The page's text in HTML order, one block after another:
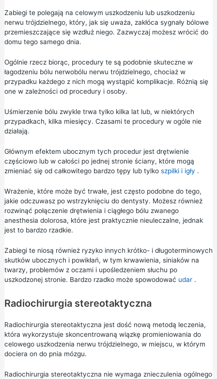
Zabiegi te polegają na celowym uszkodzeniu lub uszkodzeniu
nerwu trójdzielnego, który, jak się uważa, zakłóca sygnały bólowe
przemieszczające się wzdłuż niego. Zazwyczaj możesz wrócić do
domu tego samego dnia.
Ogólnie rzecz biorąc, procedury te są podobnie skuteczne w
łagodzeniu bólu nerwobólu nerwu trójdzielnego, chociaż w
przypadku każdego z nich mogą wystąpić komplikacje. Różnią się
one w zależności od procedury i osoby.
Uśmierzenie bólu zwykle trwa tylko kilka lat lub, w niektórych
przypadkach, kilka miesięcy. Czasami te procedury w ogóle nie
działają.
Głównym efektem ubocznym tych procedur jest drętwienie
częściowo lub w całości po jednej stronie ściany, które mogą
zmieniać się od całkowitego bardzo tępy lub tylko szpilki i igły .
Wrażenie, które może być trwałe, jest często podobne do tego,
jakie odczuwasz po wstrzyknięciu do dentysty. Możesz również
rozwinąć połączenie drętwienia i ciągłego bólu zwanego
anesthesia dolorosa, które jest praktycznie nieuleczalne, jednak
jest to bardzo rzadkie.
Zabiegi te niosą również ryzyko innych krótko- i długoterminowych
skutków ubocznych i powikłań, w tym krwawienia, siniaków na
twarzy, problemów z oczami i upośledzeniem słuchu po
uszkodzonej stronie. Bardzo rzadko może spowodować udar.
Radiochirurgia stereotaktyczna
Radiochirurgia stereotaktyczna jest dość nową metodą leczenia,
która wykorzystuje skoncentrowaną wiązkę promieniowania do
celowego uszkodzenia nerwu trójdzielnego, w miejscu, w którym
dociera on do pnia mózgu.
Radiochirurgia stereotaktyczna nie wymaga znieczulenia ogólnego